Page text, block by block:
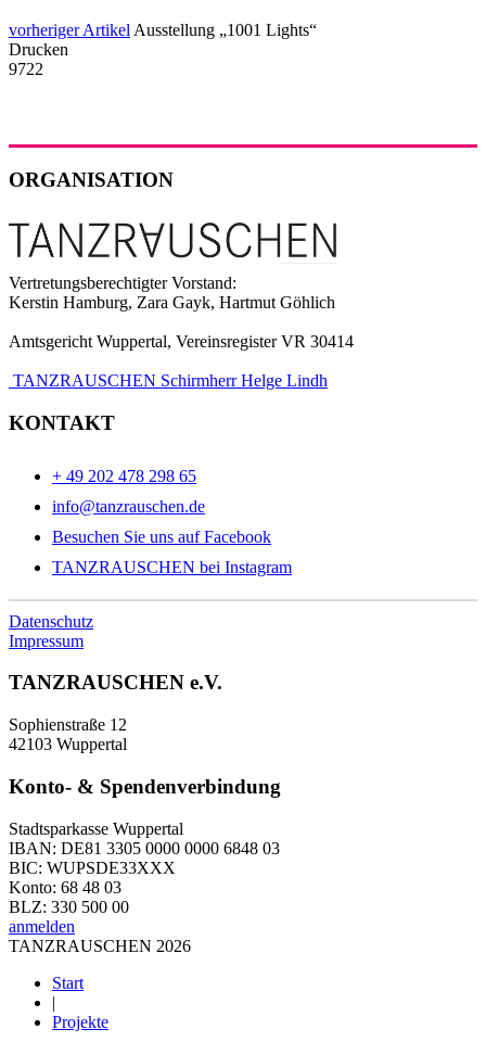
vorheriger Artikel Ausstellung „1001 Lights“
Drucken
9722
ORGANISATION
Vertretungsberechtigter Vorstand:
Kerstin Hamburg, Zara Gayk, Hartmut Göhlich
Amtsgericht Wuppertal, Vereinsregister VR 30414
TANZRAUSCHEN Schirmherr Helge Lindh
KONTAKT
+ 49 202 478 298 65
info@tanzrauschen.de
Besuchen Sie uns auf Facebook
TANZRAUSCHEN bei Instagram
Datenschutz
Impressum
TANZRAUSCHEN e.V.
Sophienstraße 12
42103 Wuppertal
Konto- & Spendenverbindung
Stadtsparkasse Wuppertal
IBAN: DE81 3305 0000 0000 6848 03
BIC: WUPSDE33XXX
Konto: 68 48 03
BLZ: 330 500 00
anmelden
TANZRAUSCHEN 2026
Start
|
Projekte